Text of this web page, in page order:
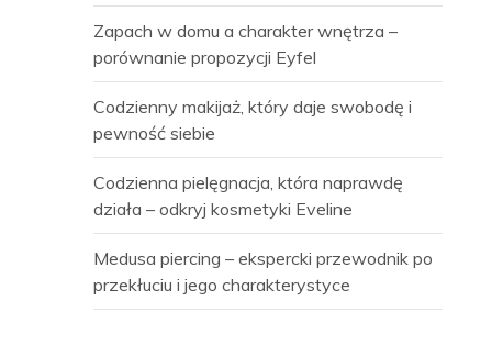
Zapach w domu a charakter wnętrza –
porównanie propozycji Eyfel
Codzienny makijaż, który daje swobodę i
pewność siebie
Codzienna pielęgnacja, która naprawdę
działa – odkryj kosmetyki Eveline
Medusa piercing – ekspercki przewodnik po
przekłuciu i jego charakterystyce